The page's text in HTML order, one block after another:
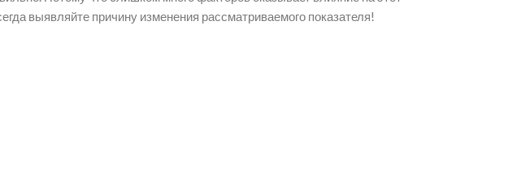
выявляйте причину изменения рассматриваемого показателя!